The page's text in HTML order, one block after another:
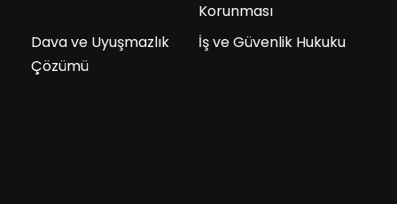
Korunması
Dava ve Uyuşmazlık
Çözümü
İş ve Güvenlik Hukuku